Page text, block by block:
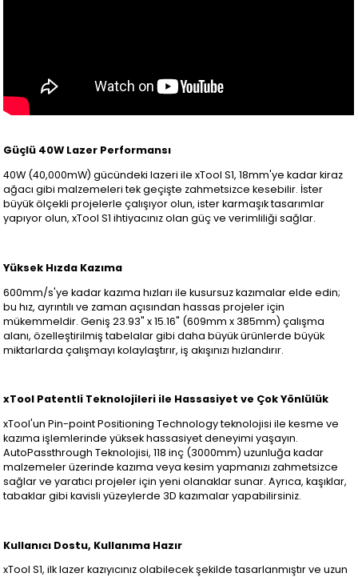
Güçlü 40W Lazer Performansı
40W (40,000mW) gücündeki lazeri ile xTool S1, 18mm'ye kadar kiraz
ağacı gibi malzemeleri tek geçişte zahmetsizce kesebilir. İster
büyük ölçekli projelerle çalışıyor olun, ister karmaşık tasarımlar
yapıyor olun, xTool S1 ihtiyacınız olan güç ve verimliliği sağlar.
Yüksek Hızda Kazıma
600mm/s'ye kadar kazıma hızları ile kusursuz kazımalar elde edin;
bu hız, ayrıntılı ve zaman açısından hassas projeler için
mükemmeldir. Geniş 23.93" x 15.16" (609mm x 385mm) çalışma
alanı, özelleştirilmiş tabelalar gibi daha büyük ürünlerde büyük
miktarlarda çalışmayı kolaylaştırır, iş akışınızı hızlandırır.
xTool Patentli Teknolojileri ile Hassasiyet ve Çok Yönlülük
xTool'un Pin-point Positioning Technology teknolojisi ile kesme ve
kazıma işlemlerinde yüksek hassasiyet deneyimi yaşayın.
AutoPassthrough Teknolojisi, 118 inç (3000mm) uzunluğa kadar
malzemeler üzerinde kazıma veya kesim yapmanızı zahmetsizce
sağlar ve yaratıcı projeler için yeni olanaklar sunar. Ayrıca, kaşıklar,
tabaklar gibi kavisli yüzeylerde 3D kazımalar yapabilirsiniz.
Kullanıcı Dostu, Kullanıma Hazır
xTool S1, ilk lazer kazıyıcınız olabilecek şekilde tasarlanmıştır ve uzun